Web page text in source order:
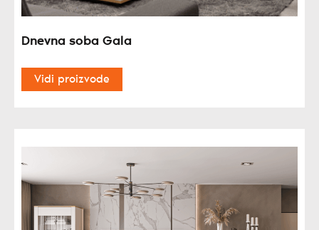
Dnevna soba Gala
Vidi proizvode